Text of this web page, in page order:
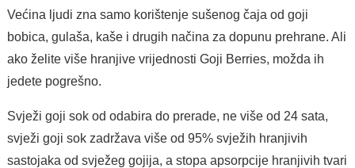
Većina ljudi zna samo korištenje sušenog čaja od goji
bobica, gulaša, kaše i drugih načina za dopunu prehrane. Ali
ako želite više hranjive vrijednosti Goji Berries, možda ih
jedete pogrešno.
Svježi goji sok od odabira do prerade, ne više od 24 sata,
svježi goji sok zadržava više od 95% svježih hranjivih
sastojaka od svježeg gojija, a stopa apsorpcije hranjivih tvari